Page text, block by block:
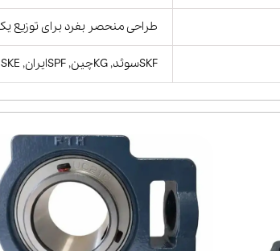
طراحی منحصر بفرد برای توزیع
SKFسوئد, KGچین, SPFایران, SKE